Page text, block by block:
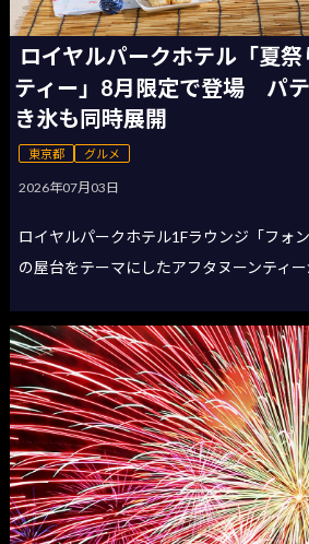
ロイヤルパークホテル「夏
ティー」8月限定で登場 パ
き氷も同時展開
東京都 グルメ
2026年07月03日
ロイヤルパークホテル1Fラウンジ「フォ
の屋台をテーマにしたアフタヌーンティー